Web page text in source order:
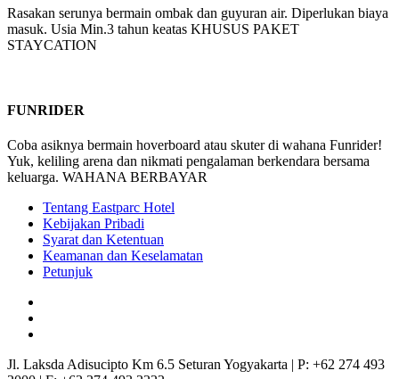
Rasakan serunya bermain ombak dan guyuran air. Diperlukan biaya
masuk. Usia Min.3 tahun keatas KHUSUS PAKET
STAYCATION
FUNRIDER
Coba asiknya bermain hoverboard atau skuter di wahana Funrider!
Yuk, keliling arena dan nikmati pengalaman berkendara bersama
keluarga. WAHANA BERBAYAR
Tentang Eastparc Hotel
Kebijakan Pribadi
Syarat dan Ketentuan
Keamanan dan Keselamatan
Petunjuk
Jl. Laksda Adisucipto Km 6.5 Seturan Yogyakarta
P: +62 274 493